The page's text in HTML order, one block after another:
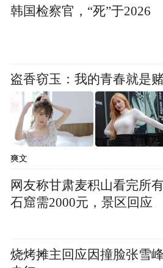
韩国检察官，“死”于2026
盗香窃玉：我的青春就是
爽文
网友称甘肃麦积山看完所
石窟需2000元，景区回应
烧烤摊主回应因撞脸张雪峰